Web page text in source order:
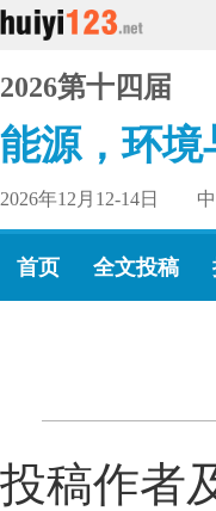
2026第十四届
能源，环境
2026年12月12-14日 中
首页 全文投稿
投稿作者